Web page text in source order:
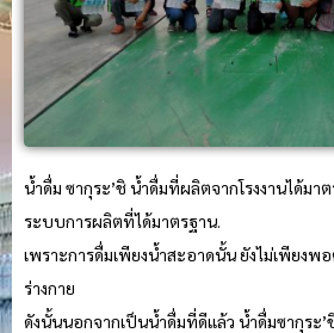
น้ำดื่ม ซากุระ’ชิ น้ำดื่มที่ผลิตจากโรงงานได้มาต
ระบบการผลิตที่ได้มาตรฐาน.
เพราะการดื่มเพียงน้ำสะอาดนั้น ยังไม่เพียงพ
ร่างกาย
ดังนั้นนอกจากเป็นน้ำดื่มที่ดีแล้ว น้ำดื่มซากุระ